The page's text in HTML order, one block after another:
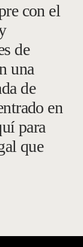
con el
de
una
de
en
para
que